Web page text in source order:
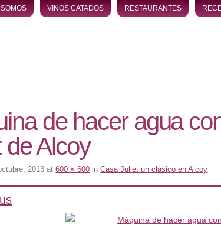
VINOS CATADOS RESTAURANTES
de hacer agua
de Alcoy
2013 at600 × 600 inCasa Juliet un clásico en Alcoy